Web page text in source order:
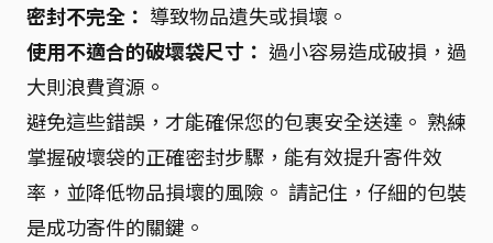
密封不完全： 導致物品遺失或損壞。
使用不適合的破壞袋尺寸： 過小容易造成破損，過
大則浪費資源。
避免這些錯誤，才能確保您的包裹安全送達。 熟練
掌握破壞袋的正確密封步驟，能有效提升寄件效
率，並降低物品損壞的風險。 請記住，仔細的包裝
是成功寄件的關鍵。